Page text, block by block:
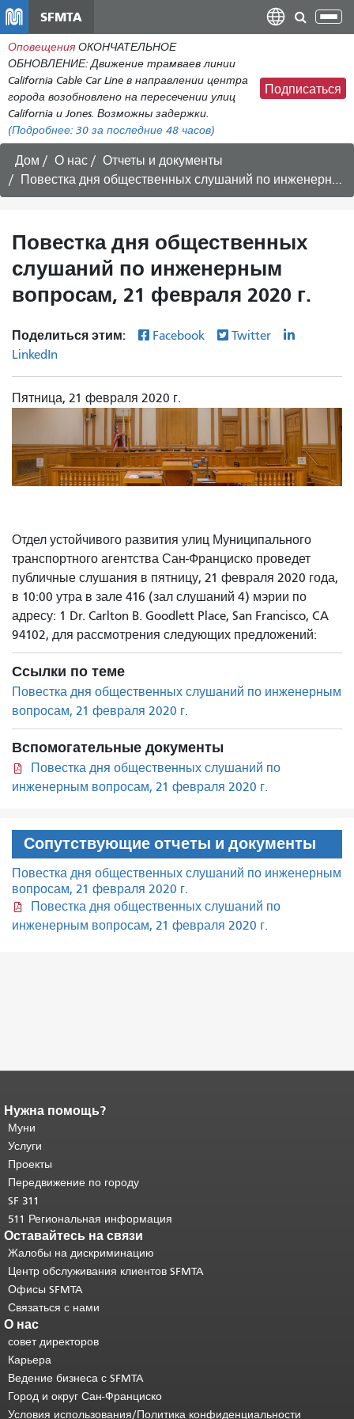
содержанию
SFMTA
Оповещения ОКОНЧАТЕЛЬНОЕ
ОБНОВЛЕНИЕ: Движение трамваев линии
California Cable Car Line в направлении центра
города возобновлено на пересечении улиц
California и Jones. Возможны задержки.
(Подробнее: 30 за последние 48 часов)
Подписаться
Дом О нас
Отчеты и документы
Повестка дня общественных слушаний по инженерным вопросам, 21 февраля 2020 г.
Повестка дня общественных
слушаний по инженерным
вопросам, 21 февраля 2020 г.
Поделиться этим: Facebook
Twitter
LinkedIn
Пятница, 21 февраля 2020 г.
Отдел устойчивого развития улиц Муниципального
транспортного агентства Сан-Франциско проведет
публичные слушания в пятницу, 21 февраля 2020 года,
в 10:00 утра в зале 416 (зал слушаний 4) мэрии по
адресу: 1 Dr. Carlton B. Goodlett Place, San Francisco, CA
94102, для рассмотрения следующих предложений:
Ссылки по теме
Повестка дня общественных слушаний по инженерным
вопросам, 21 февраля 2020 г.
Вспомогательные документы
Повестка дня общественных слушаний по
инженерным вопросам, 21 февраля 2020 г.
Сопутствующие отчеты и документы
Повестка дня общественных слушаний по инженерным
вопросам, 21 февраля 2020 г.
Повестка дня общественных слушаний по
инженерным вопросам, 21 февраля 2020 г.
Конец содержимого
страницы.
страницы повторяется на каждой
странице.
основного содержимого .
Нужна помощь?
Муни
Услуги
Проекты
Передвижение по городу
SF 311
511 Региональная информация
Оставайтесь на связи
Жалобы на дискриминацию
Центр обслуживания клиентов SFMTA
Офисы SFMTA
Связаться с нами
О нас
совет директоров
Карьера
Ведение бизнеса с SFMTA
Город и округ Сан-Франциско
Условия использования/Политика конфиденциальности